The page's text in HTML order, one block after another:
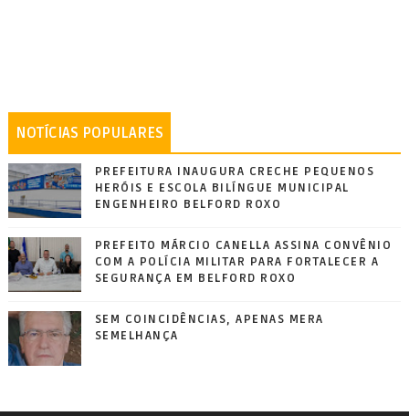
NOTÍCIAS POPULARES
PREFEITURA INAUGURA CRECHE PEQUENOS
HERÓIS E ESCOLA BILÍNGUE MUNICIPAL
ENGENHEIRO BELFORD ROXO
PREFEITO MÁRCIO CANELLA ASSINA CONVÊNIO
COM A POLÍCIA MILITAR PARA FORTALECER A
SEGURANÇA EM BELFORD ROXO
SEM COINCIDÊNCIAS, APENAS MERA
SEMELHANÇA